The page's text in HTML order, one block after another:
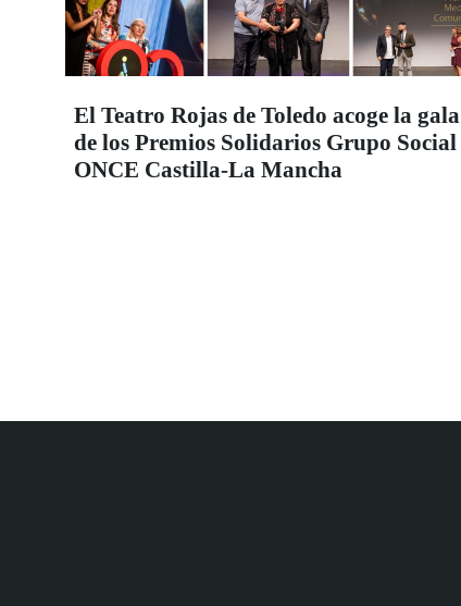
El Teatro Rojas de Toledo acoge la gala
de los Premios Solidarios Grupo Social
ONCE Castilla-La Mancha